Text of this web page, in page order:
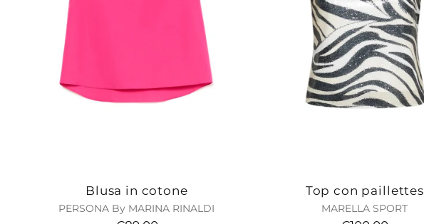
Blusa in cotone
PERSONA By MARINA RINALDI
Top con paillettes
MARELLA SPORT